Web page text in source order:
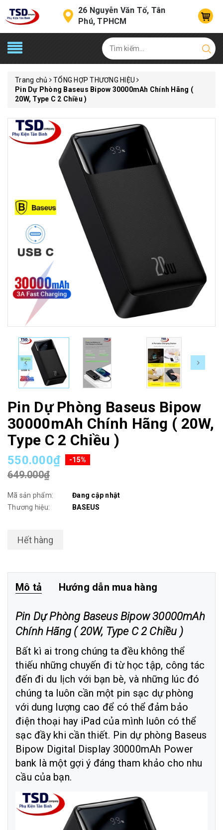
26 Nguyễn Văn Tố, Tân
Phú, TPHCM
Trang chủ
TỔNG HỢP THƯƠNG HIỆU
Pin Dự Phòng Baseus Bipow 30000mAh Chính Hãng (
20W, Type C 2 Chiều )
Pin Dự Phòng Baseus Bipow
30000mAh Chính Hãng ( 20W,
Type C 2 Chiều )
550.000₫ -15%
649.000₫
Mã sản phẩm:
Đang cập nhật
Thương hiệu:
BASEUS
Hết hàng
Mô tả Hướng dẫn mua hàng
Pin Dự Phòng Baseus Bipow 30000mAh
Chính Hãng ( 20W, Type C 2 Chiều )
Bất kì ai trong chúng ta đều không thể
thiếu những chuyến đi từ học tập, công tác
đến đi du lịch với bạn bè, và những lúc đó
chúng ta luôn cần một pin sạc dự phòng
với dung lượng cao để có thể đảm bảo
điện thoại hay iPad của mình luôn có thể
sạc đầy khi cần thiết. Pin dự phòng Baseus
Bipow Digital Display 30000mAh Power
bank là một gợi ý đáng tham khảo cho nhu
cầu của bạn.